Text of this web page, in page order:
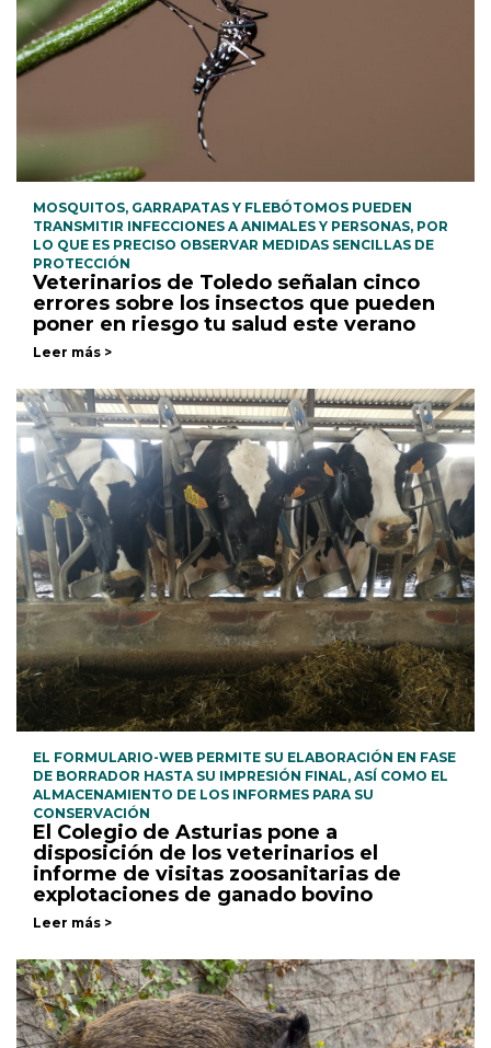
MOSQUITOS, GARRAPATAS Y FLEBÓTOMOS PUEDEN
TRANSMITIR INFECCIONES A ANIMALES Y PERSONAS, POR
LO QUE ES PRECISO OBSERVAR MEDIDAS SENCILLAS DE
PROTECCIÓN
Veterinarios de Toledo señalan cinco
errores sobre los insectos que pueden
poner en riesgo tu salud este verano
Leer más >
EL FORMULARIO-WEB PERMITE SU ELABORACIÓN EN FASE
DE BORRADOR HASTA SU IMPRESIÓN FINAL, ASÍ COMO EL
ALMACENAMIENTO DE LOS INFORMES PARA SU
CONSERVACIÓN
El Colegio de Asturias pone a
disposición de los veterinarios el
informe de visitas zoosanitarias de
explotaciones de ganado bovino
Leer más >